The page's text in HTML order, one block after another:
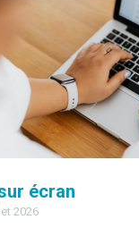
écran
2026